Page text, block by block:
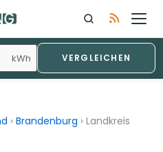
kWh VERGLEICHEN
›Brandenburg ›Landkreis